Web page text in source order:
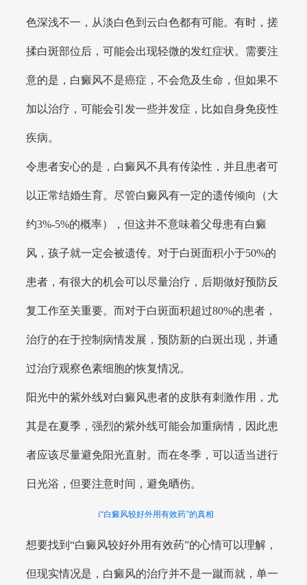
色深浅不一，从淡白色到云白色都有可能。有时，搓
揉白斑部位后，可能会出现轻微的发红症状。需要注
意的是，白癜风不是癌症，不会危及生命，但如果不
加以治疗，可能会引发一些并发症，比如自身免疫性
疾病。
令患者安心的是，白癜风不具有传染性，并且患者可
以正常结婚生育。尽管白癜风有一定的遗传倾向（大
约3%-5%的概率），但这并不意味着父母患有白癜
风，孩子就一定会被遗传。对于白斑面积小于50%的
患者，有很大的机会可以尽量治疗，后期做好预防反
复工作至关重要。而对于白斑面积超过80%的患者，
治疗的在于控制病情发展，预防新的白斑出现，并通
过治疗观察色素细胞的恢复情况。
阳光中的紫外线对白癜风患者的皮肤有刺激作用，尤
其是在夏季，强烈的紫外线可能会加重病情，因此患
者应该尽量避免阳光直射。而在冬季，可以适当进行
日光浴，但要注意时间，避免晒伤。
i“白癜风较好外用有效药”的真相
想要找到“白癜风较好外用有效药”的心情可以理解，
但现实情况是，白癜风的治疗并不是一蹴而就，单一